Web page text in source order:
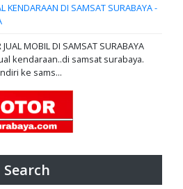
KENDARAAN DI SAMSAT SURABAYA -
JUAL MOBIL DI SAMSAT SURABAYA
kendaraan..di samsat surabaya.
ke sams...
Search